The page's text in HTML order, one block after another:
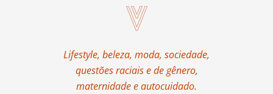
Lifestyle, beleza, moda, sociedade,
questões raciais e de gênero,
maternidade e autocuidado.